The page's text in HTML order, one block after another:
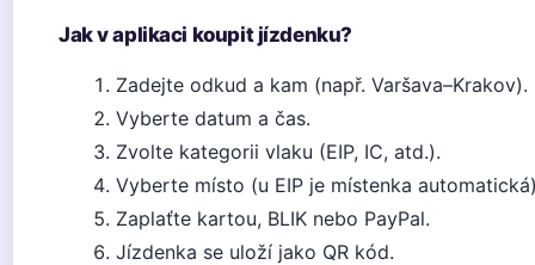
Jak v aplikaci koupit jízdenku?
Zadejte odkud a kam (např. Varšava–Krakov).
Vyberte datum a čas.
Zvolte kategorii vlaku (EIP, IC, atd.).
Vyberte místo (u EIP je místenka
Zaplaťte kartou, BLIK nebo PayPal.
Jízdenka se uloží jako QR kód.